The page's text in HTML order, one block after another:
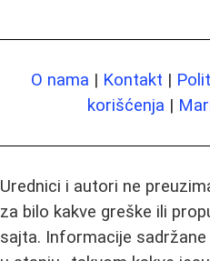
O nama | Kontakt |
korišćenja |
Urednici i autori ne
za bilo kakve greške ili
sajta. Informacije